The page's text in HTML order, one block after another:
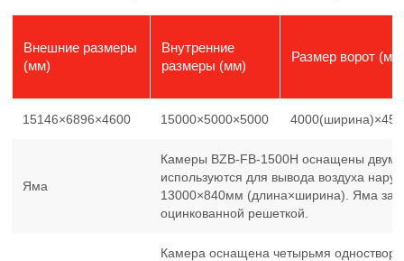
Внешние размеры
(мм)
Внутренние
размеры (мм)
Размер ворот
15146×6896×4600 15000×5000×5000
Яма
Камеры BZB-FB-1500H оснащены
используются для вывода воздуха
13000×840мм (длина×ширина). Яма
оцинкованной решеткой.
Камера оснащена четырьмя